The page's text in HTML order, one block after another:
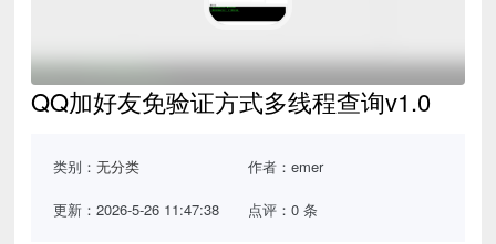
QQ加好友免验证方式多线程查询v1.0
类别：无分类 作者：emer
更新：2026-5-26 11:47:38 点评：0 条